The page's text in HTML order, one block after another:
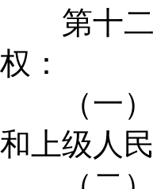
第十二
权：
（一）
和上级人